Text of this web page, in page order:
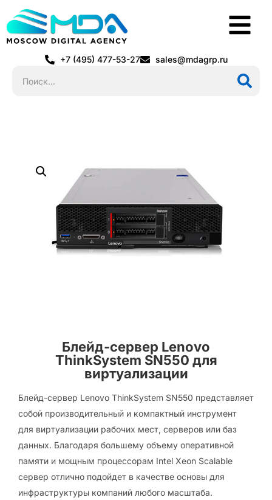
+7 (495) 477-53-27 sales@mdagrp.ru
Блейд-сервер Lenovo
ThinkSystem SN550 для
виртуализации
Блейд-сервер Lenovo ThinkSystem SN550 представляет
собой производительный и компактный инструмент
для виртуализации рабочих мест, серверов или баз
данных. Благодаря большему объему оперативной
памяти и мощным процессорам Intel Xeon Scalable
сервер отлично подойдет в качестве основы для
инфраструктуры компаний любого масштаба.